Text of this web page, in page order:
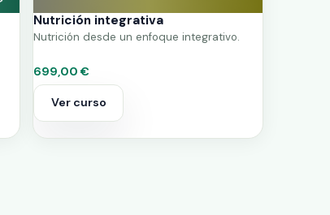
Nutrición integrativa
Nutrición desde un enfoque integrativo.
699,00 €
Ver curso